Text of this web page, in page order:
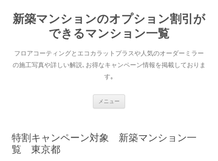
新築マンションのオプション割引が
できるマンション一覧
フロアコーティングとエコカラットプラスや人気のオーダーミラー
の施工写真や詳しい解説､お得なキャンペーン情報を掲載しておりま
す｡
メニュー
特割キャンペーン対象 新築マンション一
覧 東京都